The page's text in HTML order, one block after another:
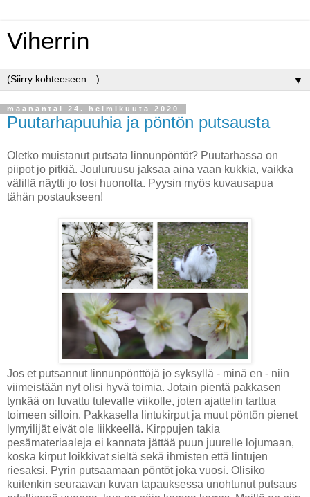
Viherrin
▼
maanantai 24. helmikuuta 2020
Puutarhapuuhia ja pöntön putsausta
Oletko muistanut putsata linnunpöntöt? Puutarhassa on
piipot jo pitkiä. Jouluruusu jaksaa aina vaan kukkia, vaikka
välillä näytti jo tosi huonolta. Pyysin myös kuvausapua
tähän postaukseen!
Jos et putsannut linnunpönttöjä jo syksyllä - minä en - niin
viimeistään nyt olisi hyvä toimia. Jotain pientä pakkasen
tynkää on luvattu tulevalle viikolle, joten ajattelin tarttua
toimeen silloin. Pakkasella lintukirput ja muut pöntön pienet
lymyilijät eivät ole liikkeellä. Kirppujen takia
pesämateriaaleja ei kannata jättää puun juurelle lojumaan,
koska kirput loikkivat sieltä sekä ihmisten että lintujen
riesaksi. Pyrin putsaamaan pöntöt joka vuosi. Olisiko
kuitenkin seuraavan kuvan tapauksessa unohtunut putsaus